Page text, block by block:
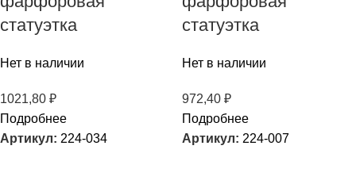
статуэтка
Нет в наличии
1021,80 ₽
Подробнее
Артикул: 224-034
статуэтка
Нет в наличии
972,40 ₽
Подробнее
Артикул: 224-007